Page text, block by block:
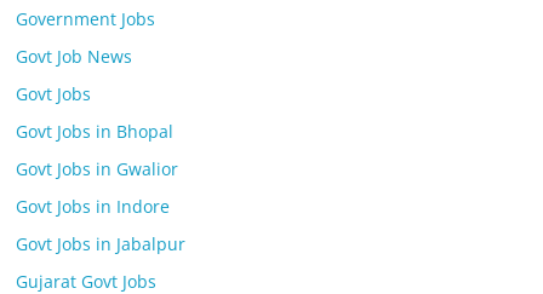
Government Jobs
Govt Job News
Govt Jobs
Govt Jobs in Bhopal
Govt Jobs in Gwalior
Govt Jobs in Indore
Govt Jobs in Jabalpur
Gujarat Govt Jobs